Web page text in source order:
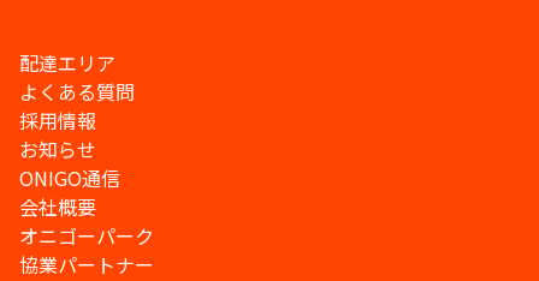
配達エリア
よくある質問
採用情報
お知らせ
ONIGO通信
会社概要
オニゴーパーク
協業パートナー